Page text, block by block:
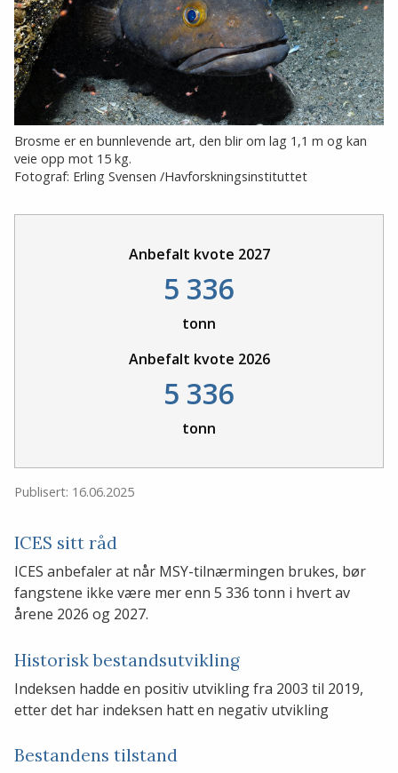
Brosme er en bunnlevende art, den blir om lag 1,1 m og kan
veie opp mot 15 kg.
Fotograf: Erling Svensen /Havforskningsinstituttet
Anbefalt kvote 2027
5 336
tonn
Anbefalt kvote 2026
5 336
tonn
Publisert: 16.06.2025
ICES sitt råd
ICES anbefaler at når MSY-tilnærmingen brukes, bør
fangstene ikke være mer enn 5 336 tonn i hvert av
årene 2026 og 2027.
Historisk bestandsutvikling
Indeksen hadde en positiv utvikling fra 2003 til 2019,
etter det har indeksen hatt en negativ utvikling
Bestandens tilstand